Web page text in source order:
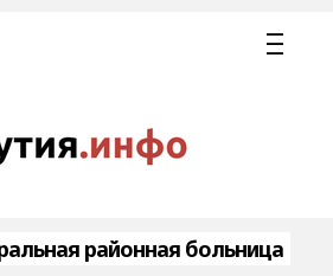
районная больница